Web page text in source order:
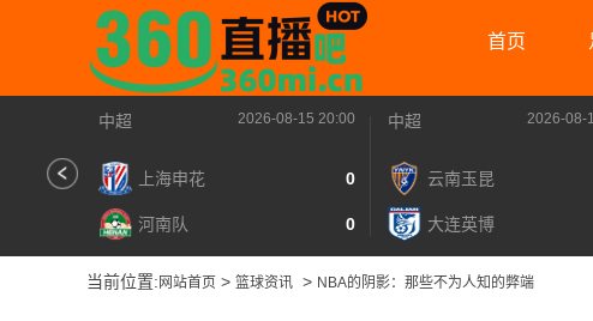
首页
中超 2026-08-15 20:00
上海申花 0
河南队 0
中超 2026-08-
云南玉昆
大连英博
当前位置: 网站首页 > 篮球资讯 > NBA的阴影：那些不为人知的弊端